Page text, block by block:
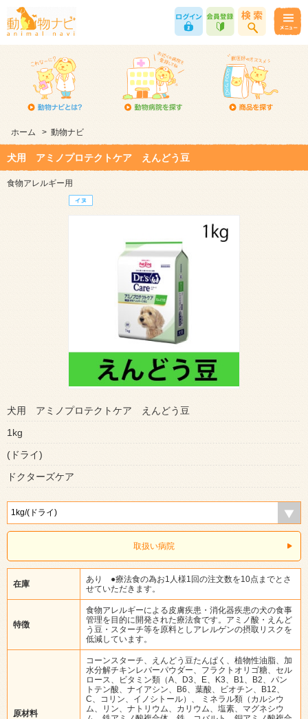
ホーム > 動物ナビ
犬用 アミノプロテクトケア えんどう豆
食物アレルギー用
犬用 アミノプロテクトケア えんどう豆
1kg
(ドライ)
ドクターズケア
取扱い病院
在庫
あり ●療法食の為お1人様1回の注文数を10点までとさ
せていただきます。
特徴
食物アレルギーによる皮膚疾患・消化器疾患の犬の食事
管理を目的に開発された療法食です。アミノ酸・えんど
う豆・スターチ等を原料としアレルゲンの摂取リスクを
低減しています。
原材料
コーンスターチ、えんどう豆たんぱく、植物性油脂、加
水分解チキンレバーパウダー、フラクトオリゴ糖、セル
ロース、ビタミン類（A、D3、E、K3、B1、B2、パン
トテン酸、ナイアシン、B6、葉酸、ビオチン、B12、
C、コリン、イノシトール）、 ミネラル類（カルシウ
ム、リン、ナトリウム、カリウム、塩素、マグネシウ